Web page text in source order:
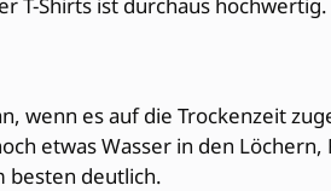
wenn es auf die Trockenzeit
etwas Wasser in den Löchern,
besten deutlich.